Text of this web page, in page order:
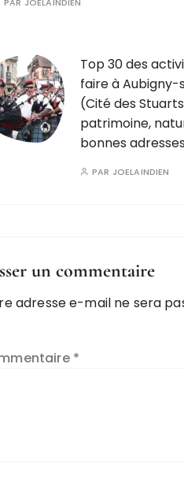
Top 30 des
faire à
(Cité des
patrimoine,
bonnes adresses
PAR JOELAINDIEN
un commentaire
adresse e-mail ne sera
*